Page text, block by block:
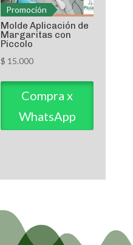
Promoción
Molde Aplicación de
Margaritas con
Piccolo
$ 15.000
Compra x
WhatsApp